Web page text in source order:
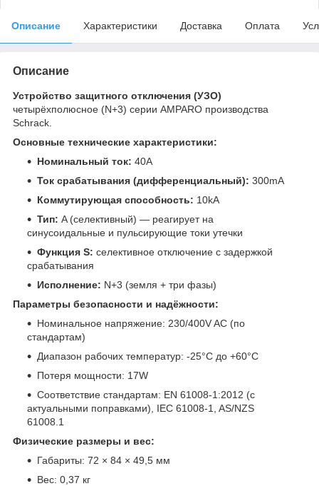
Описание Характеристики Доставка Оплата
Описание
Устройство защитного отключения (УЗО)
четырёхполюсное (N+3) серии AMPARO производства
Schrack.
Основные технические характеристики:
Номинальный ток: 40A
Ток срабатывания (дифференциальный): 300mA
Коммутирующая способность: 10kA
Тип: A (селективный) — реагирует на
синусоидальные и пульсирующие токи утечки
Функция S: селективное отключение с задержкой
срабатывания
Исполнение: N+3 (земля + три фазы)
Параметры безопасности и надёжности:
Номинальное напряжение: 230/400V AC (по
стандартам)
Диапазон рабочих температур: -25°C до +60°C
Потеря мощности: 17W
Соответствие стандартам: EN 61008-1:2012 (с
актуальными поправками), IEC 61008-1, AS/NZS
61008.1
Физические размеры и вес:
Габариты: 72 × 84 × 49,5 мм
Вес: 0,37 кг